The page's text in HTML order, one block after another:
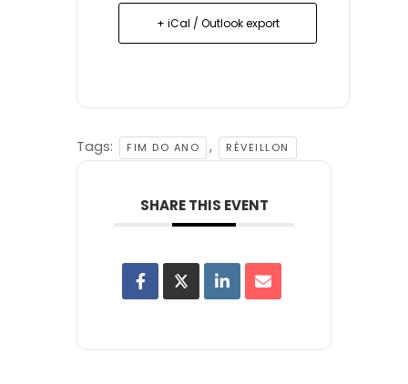
+ iCal / Outlook export
Tags: FIM DO ANO , RÉVEILLON
SHARE THIS EVENT